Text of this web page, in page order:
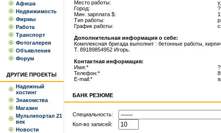
Афиша
Недвижимость
Фирмы
Работа
Транспорт
Фотогалерея
Объявления
Форум
ДРУГИЕ ПРОЕКТЫ
Надежный
хостинг
Знакомства
Магазин
Мультипортал 21
век
Новости
Место работы:
Город:
Мин. зарплата $:
Тип работы:
График работы:
Дополнительная информация о себе:
Комплексная бригада выполнит : бетонные работы,
Т. 89189854952 Игорь.
Контактная информация:
Имя:*
Телефон:*
E-mail:*
БАНК РЕЗЮМЕ
Специальность:
Кол-во записей: